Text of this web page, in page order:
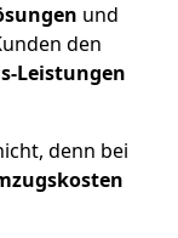
und
den
Leistungen
denn bei